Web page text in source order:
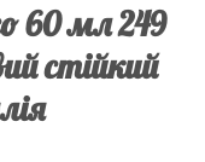
60 мл 249
стійкий